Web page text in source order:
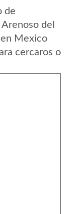
de
del
Mexico
cercaros o